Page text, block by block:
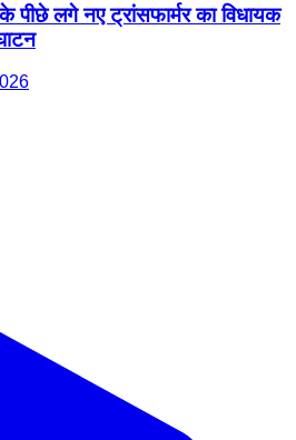
लगे नए ट्रांसफार्मर का विधायक